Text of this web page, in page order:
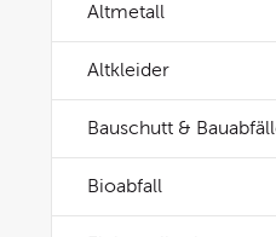
Altmetall
Altkleider
Bauschutt &
Bioabfall